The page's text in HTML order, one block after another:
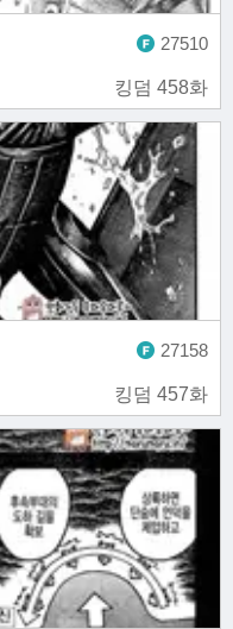
킹덤 458화
27510
킹덤 457화
27158